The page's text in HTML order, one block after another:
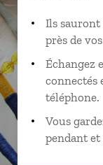
Ils
près de
Échangez
connectés
téléphone.
Vous
pendant et